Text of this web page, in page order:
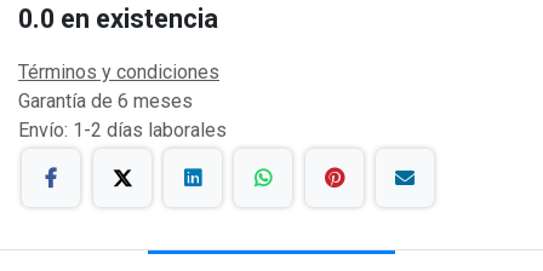
0.0 en existencia
Términos y condiciones
Garantía de 6 meses
Envío: 1-2 días laborales